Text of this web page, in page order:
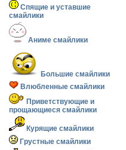
Спящие и уставшие
смайлики
Аниме смайлики
Большие смайлики
Влюбленные смайлики
Приветствующие и
прощающиеся смайлики
Курящие смайлики
Грустные смайлики